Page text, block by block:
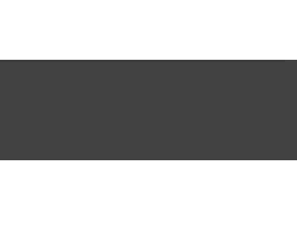
n
n
n
n